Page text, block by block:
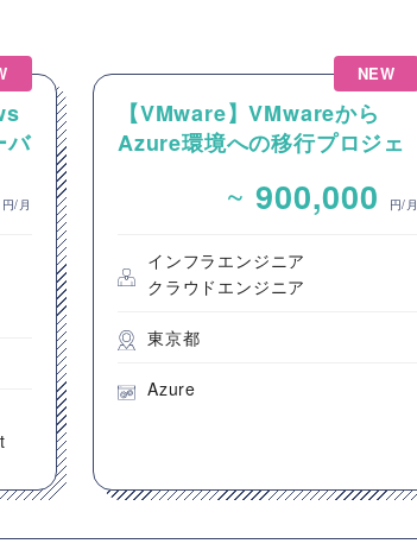
バ
円/月
NEW
【VMware】VMwareから
Azure環境への移行プロジェ
ーバー移行業務
~ 900,000 円/月
インフラエンジニア
クラウドエンジニア
東京都
Azure